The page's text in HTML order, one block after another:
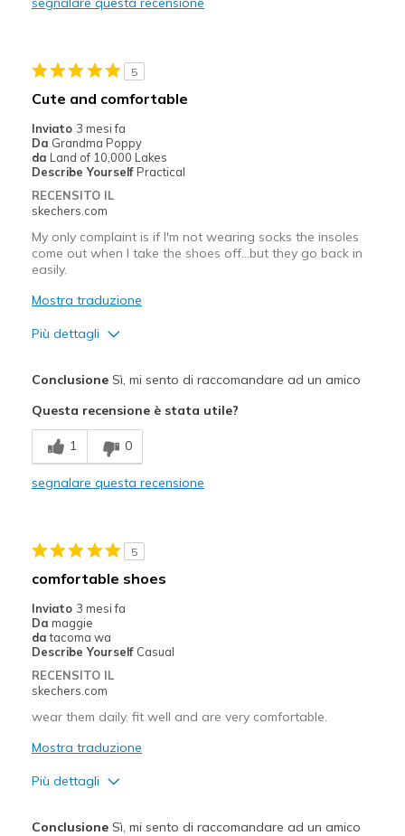
Travel
Width
Sizing
View On Shoes
Shoes are for Wearing
5
Cute and comfortable
Inviato 3 mesi fa
Da Grandma Poppy
da Land of 10,000 Lakes
Describe Yourself Practical
RECENSITO IL
skechers.com
My only complaint is if I'm not wearing socks the insoles
come out when I take the shoes off…but they go back in
easily.
Mostra traduzione
Più dettagli
Comfortable
Stylish
View On Shoes
ConclusioneSì, mi sento di raccomandare ad un amico
Questa recensione è stata utile?
1 0
segnalare questa recensione
5
comfortable shoes
Inviato 3 mesi fa
Da maggie
da tacoma wa
Describe Yourself Casual
RECENSITO IL
skechers.com
wear them daily. fit well and are very comfortable.
Mostra traduzione
Più dettagli
ConclusioneSì, mi sento di raccomandare ad un amico